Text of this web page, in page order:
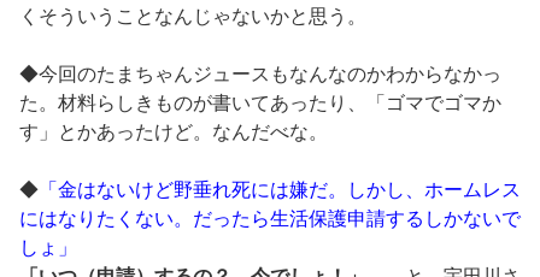
くそういうことなんじゃないかと思う。
◆今回のたまちゃんジュースもなんなのかわからなかっ
た。材料らしきものが書いてあったり、「ゴマでゴマか
す」とかあったけど。なんだべな。
◆ 「金はないけど野垂れ死には嫌だ。しかし、ホームレス
にはなりたくない。だったら生活保護申請するしかないで
しょ」